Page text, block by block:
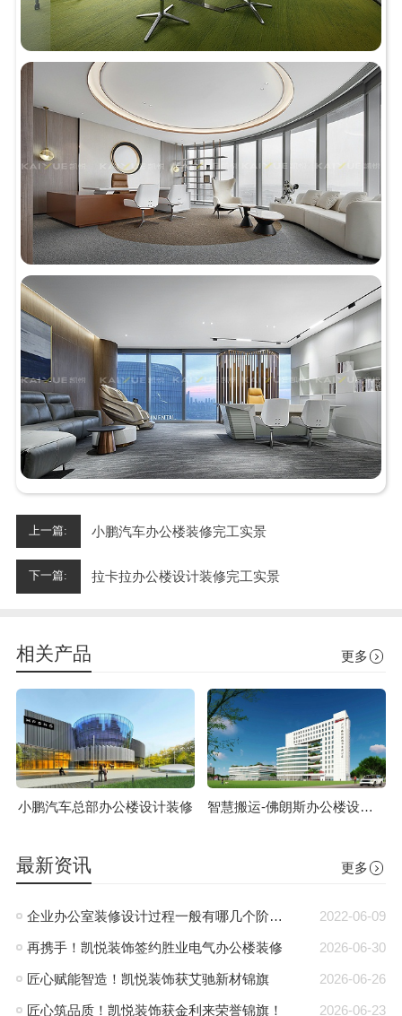
上一篇: 小鹏汽车办公楼装修完工实景
下一篇: 拉卡拉办公楼设计装修完工实景
相关产品 更多
小鹏汽车总部办公楼设计装修 智慧搬运-佛朗斯办公楼设计装修
最新资讯 更多
2022-06-09
企业办公室装修设计过程一般有哪几个阶段?
2026-06-30
再携手！凯悦装饰签约胜业电气办公楼装修
2026-06-26
匠心赋能智造！凯悦装饰获艾驰新材锦旗
2026-06-23
匠心筑品质！凯悦装饰获金利来荣誉锦旗！